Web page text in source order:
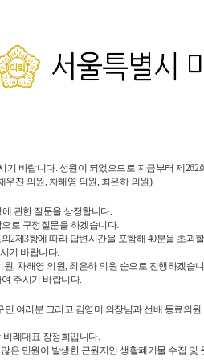
기 바랍니다. 성원이 되었으므로 지금부터 제
우진 의원, 차해영 의원, 최은하 의원)
관한 질문을 상정합니다.
로 구정질문을 하겠습니다.
2제3항에 따라 답변시간을 포함해 40분을 초
기 바랍니다.
, 차해영 의원, 최은하 의원 순으로 진행하겠습
주시기 바랍니다.
여러분 그리고 김영미 의장님과 선배 동료의
비례대표 장정희입니다.
은 민원이 발생한 근원지인 생활폐기물 수집